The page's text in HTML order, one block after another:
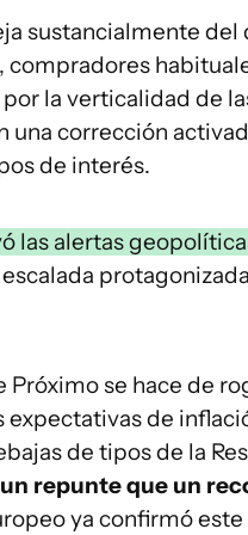
sustancialmente del
la verticalidad de
corrección
de interés.
las alertas
se hace de
de
de tipos de la
repunte que un
ya confirmó